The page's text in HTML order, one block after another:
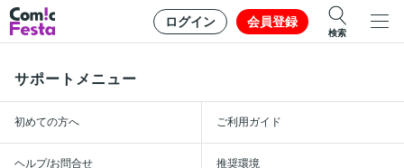
ログイン 会員登録
検索
サポートメニュー
初めての方へ ご利用ガイド
ヘルプ/お問合せ 推奨環境